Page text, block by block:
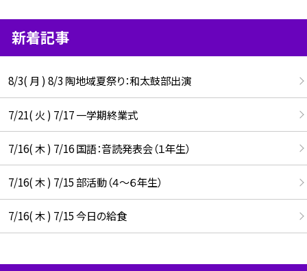
新着記事
8/3( 月 ) 8/3 陶地域夏祭り：和太鼓部出演
7/21( 火 ) 7/17 一学期終業式
7/16( 木 ) 7/16 国語：音読発表会（１年生）
7/16( 木 ) 7/15 部活動（４～６年生）
7/16( 木 ) 7/15 今日の給食